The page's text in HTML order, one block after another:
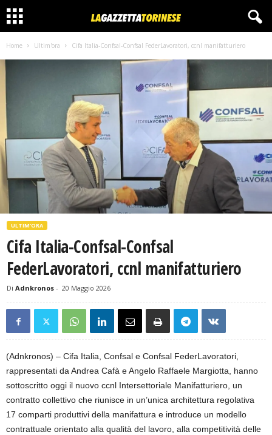
Home Ultim'ora Cifa Italia-Confsal-Confsal FederLavoratori, ccnl manifatturiero
ULTIM'ORA
Cifa Italia-Confsal-Confsal
FederLavoratori, ccnl manifatturiero
Di Adnkronos - 20 Maggio 2026
(Adnkronos) – Cifa Italia, Confsal e Confsal FederLavoratori,
rappresentati da Andrea Cafà e Angelo Raffaele Margiotta, hanno
sottoscritto oggi il nuovo ccnl Intersettoriale Manifatturiero, un
contratto collettivo che riunisce in un’unica architettura regolativa
17 comparti produttivi della manifattura e introduce un modello
contrattuale orientato alla qualità del lavoro, alla competitività delle